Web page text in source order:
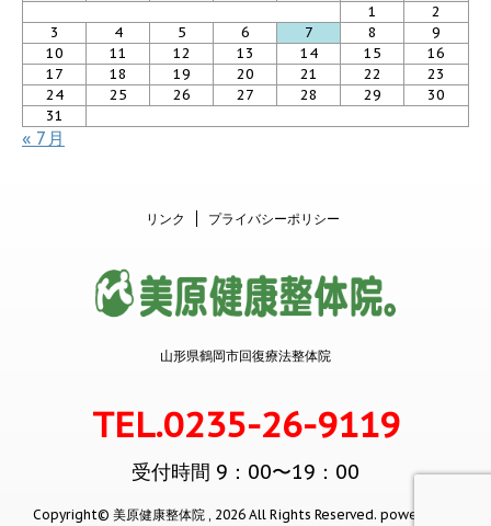
1
2
3
4 5 6 7 8
9
10
11 12 13 14 15
16
17
18 19 20 21 22
23
24
25 26 27 28 29
30
31
« 7月
リンク プライバシーポリシー
山形県鶴岡市回復療法整体院
TEL.0235-26-9119
受付時間 9：00〜19：00
Copyright© 美原健康整体院 , 2026 All Rights Reserved. powered by